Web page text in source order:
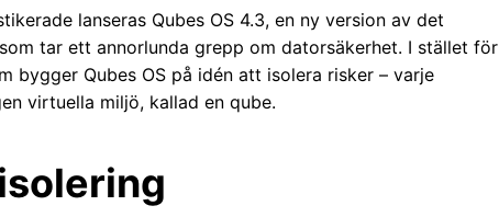
lanseras Qubes OS 4.3, en ny version av det
tar ett annorlunda grepp om datorsäkerhet. I stället för
Qubes OS på idén att isolera risker – varje
virtuella miljö, kallad en qube.